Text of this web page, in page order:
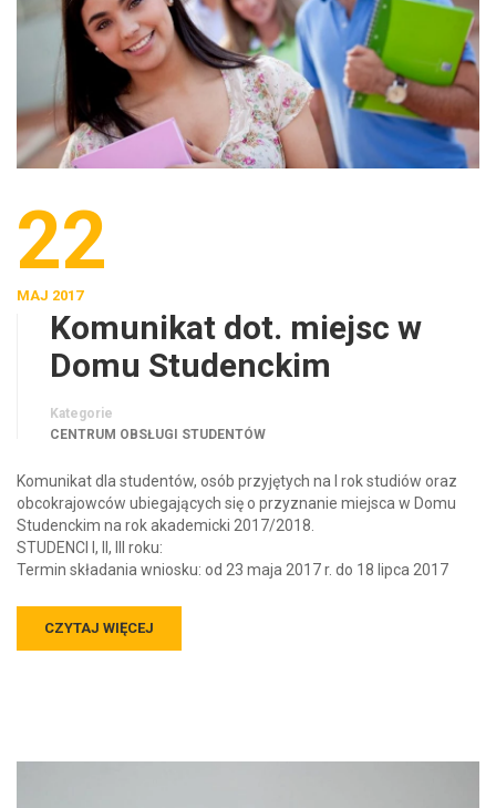
22
MAJ 2017
Komunikat dot. miejsc w
Domu Studenckim
Kategorie
CENTRUM OBSŁUGI STUDENTÓW
Komunikat dla studentów, osób przyjętych na I rok studiów oraz
obcokrajowców ubiegających się o przyznanie miejsca w Domu
Studenckim na rok akademicki 2017/2018.
STUDENCI I, II, III roku:
Termin składania wniosku: od 23 maja 2017 r. do 18 lipca 2017
CZYTAJ WIĘCEJ